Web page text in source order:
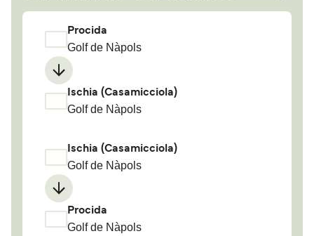
Procida
Golf de Nàpols
Ischia (Casamicciola)
Golf de Nàpols
Ischia (Casamicciola)
Golf de Nàpols
Procida
Golf de Nàpols